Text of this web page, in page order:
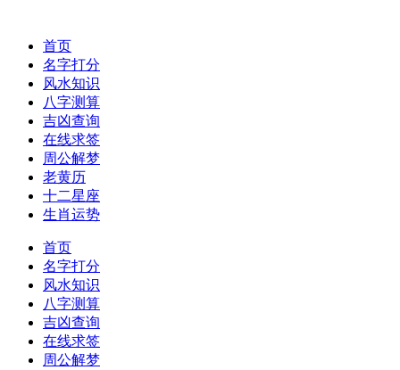
首页
名字打分
风水知识
八字测算
吉凶查询
在线求签
周公解梦
老黄历
十二星座
生肖运势
首页
名字打分
风水知识
八字测算
吉凶查询
在线求签
周公解梦